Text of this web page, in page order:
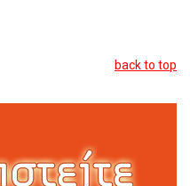
back to top